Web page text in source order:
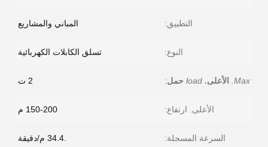
التطبيق: المباني والمشاريع
النوع: تسلق الكابلات الكهربائية
Max. الأعلى. load حمل: 2 ت
الأعلى. ارتفاع: 150-200 م
السرعة المسجلة: